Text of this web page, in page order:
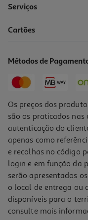
Lip Liner Maybelline Fine
Serviços
Cartões
Métodos de
Os preços dos
são os praticados
autenticação do
apenas como
e recolhas no código
login e em função da
serão apresentados
o local de entrega ou
disponíveis para o
consulte mais